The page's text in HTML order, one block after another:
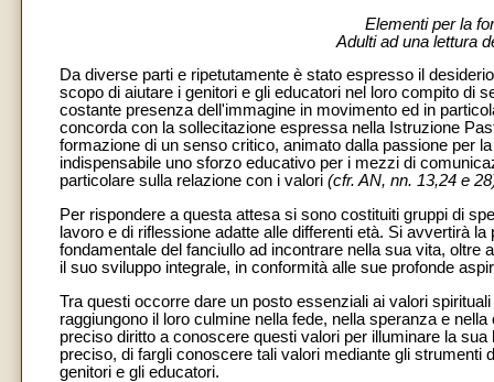
Elementi per la
Adulti ad una lettura
Da diverse parti e ripetutamente è stato espresso il
scopo di aiutare i genitori e gli educatori nel loro compito di
costante presenza dell'immagine in movimento ed in
concorda con la sollecitazione espressa nella Istruzione
formazione di un senso critico, animato dalla passione per
indispensabile uno sforzo educativo per i mezzi di
particolare sulla relazione con i valori (cfr. AN, nn. 13,24 e
Per rispondere a questa attesa si sono costituiti gruppi di
lavoro e di riflessione adatte alle differenti età. Si avvertirà
fondamentale del fanciullo ad incontrare nella sua vita, oltre
il suo sviluppo integrale, in conformità alle sue profonde
Tra questi occorre dare un posto essenziali ai valori
raggiungono il loro culmine nella fede, nella speranza e
preciso diritto a conoscere questi valori per illuminare la
preciso, di fargli conoscere tali valori mediante gli
genitori e gli educatori.